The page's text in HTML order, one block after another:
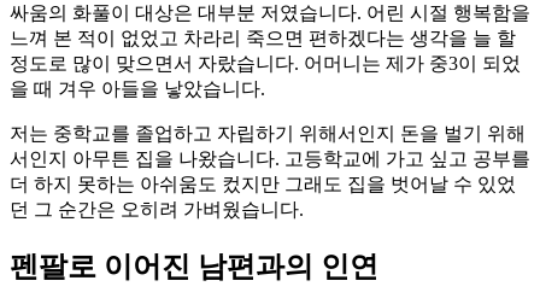
싸움의 화풀이 대상은 대부분 저였습니다. 어린 시절 행복함을
느껴 본 적이 없었고 차라리 죽으면 편하겠다는 생각을 늘 할
정도로 많이 맞으면서 자랐습니다. 어머니는 제가 중3이 되었
을 때 겨우 아들을 낳았습니다.
저는 중학교를 졸업하고 자립하기 위해서인지 돈을 벌기 위해
서인지 아무튼 집을 나왔습니다. 고등학교에 가고 싶고 공부를
더 하지 못하는 아쉬움도 컸지만 그래도 집을 벗어날 수 있었
던 그 순간은 오히려 가벼웠습니다.
펜팔로 이어진 남편과의 인연